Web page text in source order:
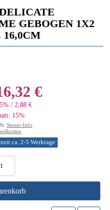
GEBOGEN 1X2
€
/ 2,88 €
15%
Steuer-Info
ca. 2-5 Werktage